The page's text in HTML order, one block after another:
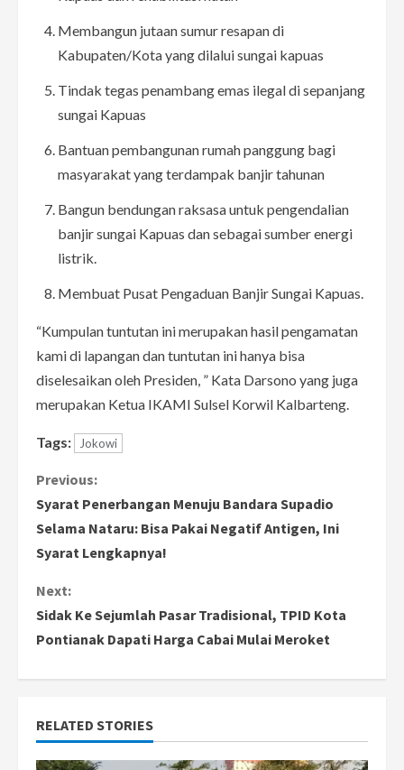
Membangun jutaan sumur resapan di
Kabupaten/Kota yang dilalui sungai kapuas
Tindak tegas penambang emas ilegal di sepanjang
sungai Kapuas
Bantuan pembangunan rumah panggung bagi
masyarakat yang terdampak banjir tahunan
Bangun bendungan raksasa untuk pengendalian
banjir sungai Kapuas dan sebagai sumber energi
listrik.
Membuat Pusat Pengaduan Banjir Sungai Kapuas.
“Kumpulan tuntutan ini merupakan hasil pengamatan
kami di lapangan dan tuntutan ini hanya bisa
diselesaikan oleh Presiden, ” Kata Darsono yang juga
merupakan Ketua IKAMI Sulsel Korwil Kalbarteng.
Tags: Jokowi
C
o
n
t
i
n
u
e
Previous:
Syarat Penerbangan Menuju Bandara Supadio
Selama Nataru: Bisa Pakai Negatif Antigen, Ini
Syarat Lengkapnya!
Next:
Sidak Ke Sejumlah Pasar Tradisional, TPID Kota
Pontianak Dapati Harga Cabai Mulai Meroket
RELATED STORIES